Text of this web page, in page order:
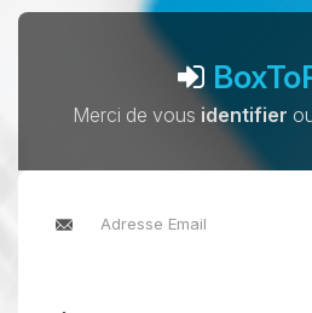
Merci de vous identifier